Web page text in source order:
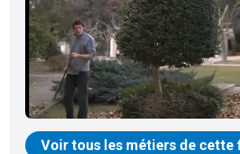
Voir tous les métiers de cette